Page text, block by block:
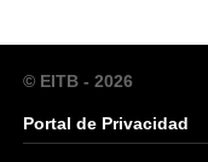
© EITB - 2026
Portal de Privacidad